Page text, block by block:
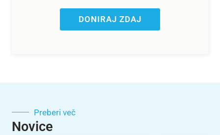
DONIRAJ ZDAJ
Preberi več
Novice